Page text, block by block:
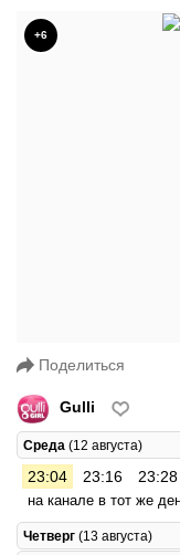
+6
Поделиться
Gulli
Среда (12 августа)
23:04 23:16 23:28
на канале в тот же
Четверг (13 августа)